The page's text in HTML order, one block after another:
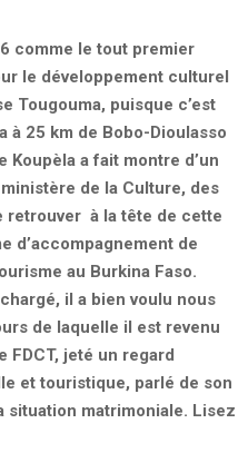
comme le tout premier
le développement culturel
Tougouma, puisque c’est
à 25 km de Bobo-Dioulasso
a fait montre d’un
de la Culture, des
retrouver à la tête de cette
d’accompagnement de
au Burkina Faso.
il a bien voulu nous
de laquelle il est revenu
FDCT, jeté un regard
et touristique, parlé de son
situation matrimoniale. Lisez